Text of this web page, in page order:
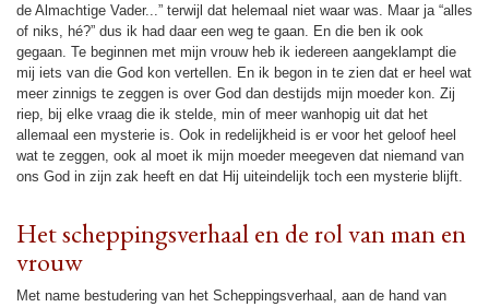
de Almach­tige Vader...” terwijl dat helemaal niet waar was. Maar ja “alles
of niks, hé?” dus ik had daar een weg te gaan. En die ben ik ook
gegaan. Te beginnen met mijn vrouw heb ik ieder­een aangek­lampt die
mij iets van die God kon ver­tellen. En ik begon in te zien dat er heel wat
meer zinnigs te zeggen is over God dan des­tijds mijn moe­der kon. Zij
riep, bij elke vraag die ik stelde, min of meer wanhopig uit dat het
allemaal een mysterie is. Ook in rede­lijk­heid is er voor het geloof heel
wat te zeggen, ook al moet ik mijn moe­der mee­ge­ven dat niemand van
ons God in zijn zak heeft en dat Hij uit­ein­delijk toch een mysterie blijft.
Het schep­pings­ver­haal en de rol van man en
vrouw
Met name bestu­dering van het Schep­pings­ver­haal, aan de hand van